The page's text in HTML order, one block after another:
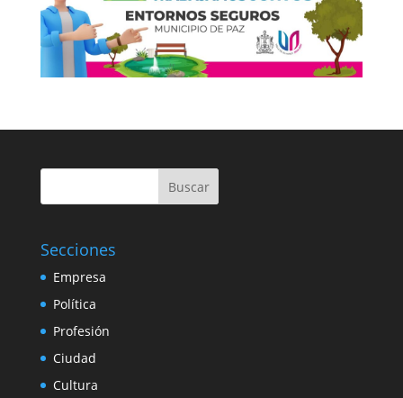
Buscar
Secciones
Empresa
Política
Profesión
Ciudad
Cultura